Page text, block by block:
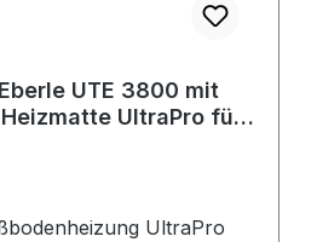
UTE 3800 mit
UltraPro für
UltraPro